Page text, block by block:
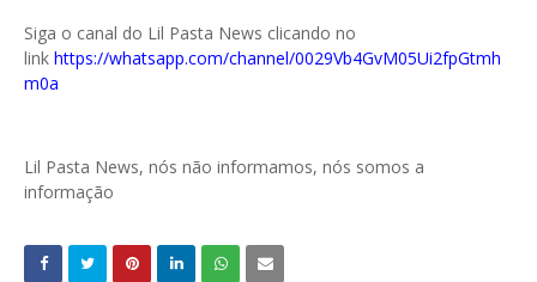
Siga o canal do Lil Pasta News clicando no
link https://whatsapp.com/channel/0029Vb4GvM05Ui2fpGtmh
m0a
Lil Pasta News, nós não informamos, nós somos a
informação